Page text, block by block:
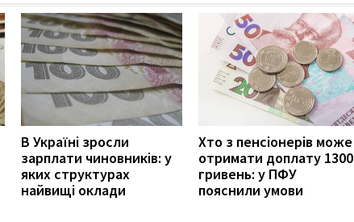
В Україні зросли
зарплати чиновників: у
яких структурах
найвищі оклади
Хто з пенсіонерів може
отримати доплату 1300
гривень: у ПФУ
пояснили умови